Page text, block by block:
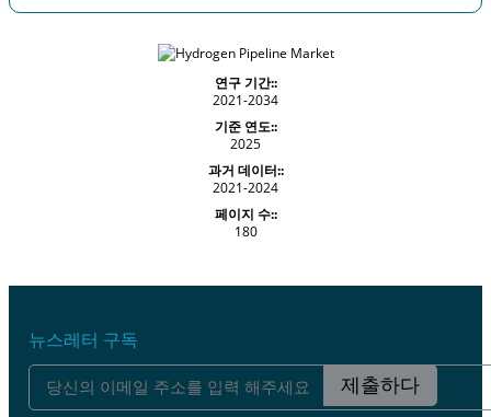
연구 기간::
2021-2034
기준 연도::
2025
과거 데이터::
2021-2024
페이지 수::
180
뉴스레터 구독
제출하다